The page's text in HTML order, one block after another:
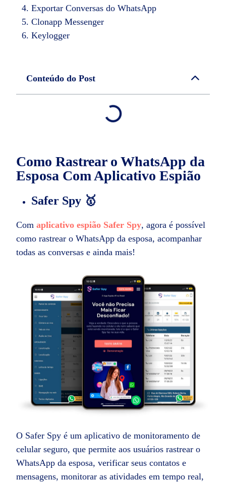
Exportar Conversas do WhatsApp
Clonapp Messenger
Keylogger
Conteúdo do Post
Como Rastrear o WhatsApp da
Esposa Com Aplicativo Espião
Safer Spy 🥇
Comaplicativo espião Safer Spy, agora é possível
como rastrear o WhatsApp da esposa, acompanhar
todas as conversas e ainda mais!
O Safer Spy é um aplicativo de monitoramento de
celular seguro, que permite aos usuários rastrear o
WhatsApp da esposa, verificar seus contatos e
mensagens, monitorar as atividades em tempo real,